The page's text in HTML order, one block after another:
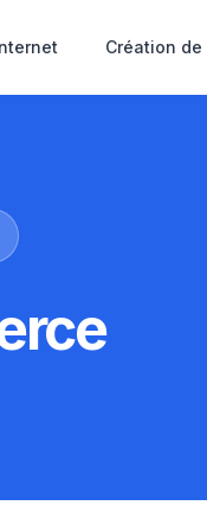
Création